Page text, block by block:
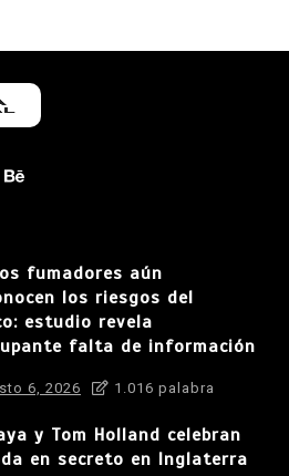
fumadores aún
los riesgos del
estudio revela
falta de información
6, 2026 1.016 palabra
y Tom Holland celebran
en secreto en Inglaterra